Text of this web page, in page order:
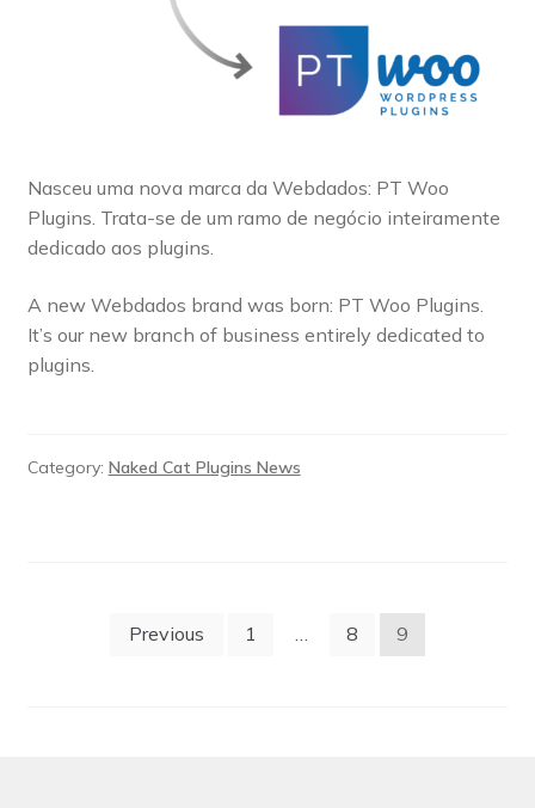
Nasceu uma nova marca da Webdados: PT Woo
Plugins. Trata-se de um ramo de negócio inteiramente
dedicado aos plugins.
A new Webdados brand was born: PT Woo Plugins.
It’s our new branch of business entirely dedicated to
plugins.
Category: Naked Cat Plugins News
Previous 1 … 8 9